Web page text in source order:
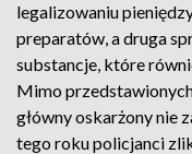
legalizowaniu
preparatów, a druga
substancje, które
Mimo
główny oskarżony nie
tego roku policjanci